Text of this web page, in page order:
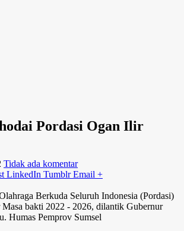
Pordasi Ogan Ilir
Tidak ada komentar
LinkedIn Tumblr Email +
Berkuda Seluruh Indonesia (Pordasi)
bakti 2022 - 2026, dilantik Gubernur
Humas Pemprov Sumsel